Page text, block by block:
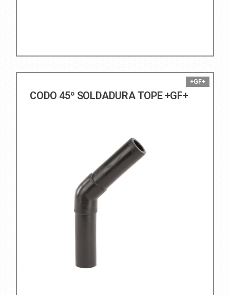
CODO 45º SOLDADURA TOPE +GF+
+GF+